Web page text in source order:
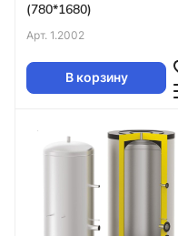
(780*1680)
Арт. 1.2002
В корзину